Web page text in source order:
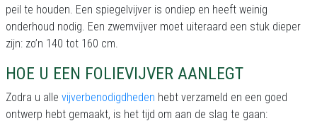
peil te houden. Een spiegelvijver is ondiep en heeft weinig
onderhoud nodig. Een zwemvijver moet uiteraard een stuk dieper
zijn: zo’n 140 tot 160 cm.
HOE U EEN FOLIEVIJVER AANLEGT
Zodra u alle vijverbenodigdheden hebt verzameld en een goed
ontwerp hebt gemaakt, is het tijd om aan de slag te gaan: